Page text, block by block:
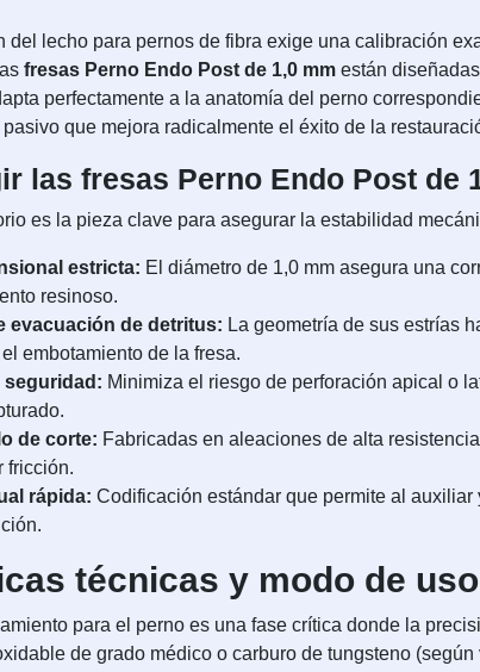
del lecho para pernos de fibra exige una calibración
fresas Perno Endo Post de 1,0 mm están
perfectamente a la anatomía del perno
que mejora radicalmente el éxito de la
las fresas Perno Endo Post de
es la pieza clave para asegurar la estabilidad
estricta: El diámetro de 1,0 mm asegura una
resinoso.
evacuación de detritus: La geometría de sus estrías
embotamiento de la fresa.
seguridad: Minimiza el riesgo de perforación apical o
de corte: Fabricadas en aleaciones de alta
fricción.
rápida: Codificación estándar que permite al
técnicas y modo de uso
para el perno es una fase crítica donde la
de grado médico o carburo de tungsteno